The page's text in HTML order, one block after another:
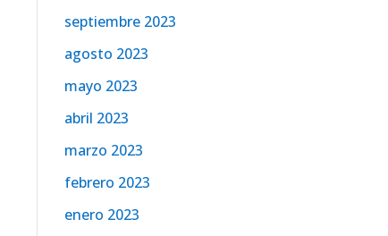
septiembre 2023
agosto 2023
mayo 2023
abril 2023
marzo 2023
febrero 2023
enero 2023